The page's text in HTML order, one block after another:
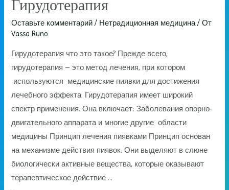
Гирудотерапия
Оставьте комментарий / Нетрадиционная медицина/ От
Vassa Runo
Гирудотерапия что это такое? Прежде всего,
гирудотерапия – это метод лечения, при котором
используются медицинские пиявки для достижения
лечебного эффекта. Гирудотерапия имеет широкий
спектр применения. Она включает: Заболевания опорно-
двигательного аппарата и многие другие области
медицины Принцип лечения пиявками Принцип основан
на механизме действия пиявок. Они выделяют в слюне
биологически активные вещества, которые оказывают
терапевтическое действие …